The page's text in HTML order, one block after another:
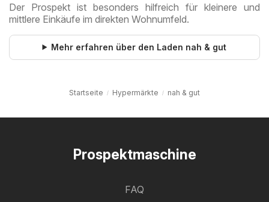
Der Prospekt ist besonders hilfreich für kleinere und
mittlere Einkäufe im direkten Wohnumfeld.
Mehr erfahren über den Laden nah & gut
Startseite Hypermärkte nah & gut
Prospektmaschine
FAQ